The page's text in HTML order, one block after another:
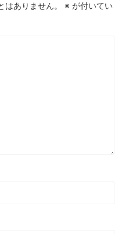
ありません。 ※ が付いてい